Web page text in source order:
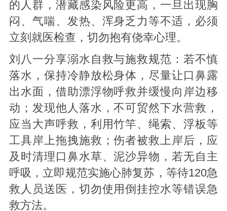
的人群，潜藏感染风险更高，一旦出现胸
闷、气喘、发热、浑身乏力等不适，必须
立刻就医检查，切勿抱有侥幸心理。
刘八一分享溺水自救与施救规范：若不慎
落水，保持冷静放松身体，尽量让口鼻露
出水面，借助漂浮物呼救并缓慢向岸边移
动；发现他人落水，不可贸然下水营救，
应当大声呼救，利用竹竿、绳索、浮板等
工具岸上拖拽施救；伤者被救上岸后，应
及时清理口鼻水草、泥沙异物，若无自主
呼吸，立即规范实施心肺复苏，等待120急
救人员送医，切勿使用倒挂控水等错误急
救方法。